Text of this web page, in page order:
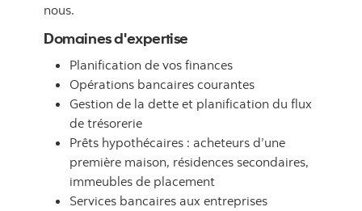
nous.
Domaines d'expertise
Planification de vos finances
Opérations bancaires courantes
Gestion de la dette et planification du flux
de trésorerie
Prêts hypothécaires : acheteurs d’une
première maison, résidences secondaires,
immeubles de placement
Services bancaires aux entreprises